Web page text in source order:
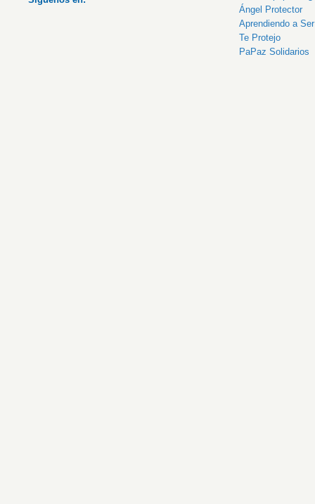
Ángel Protector
Aprendiendo a
Te Protejo
PaPaz Solidarios